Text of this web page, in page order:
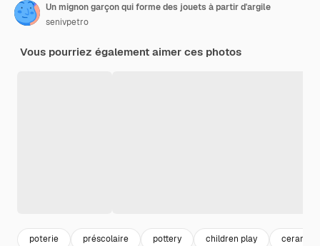
Un mignon garçon qui forme des jouets à partir d'argile
senivpetro
Vous pourriez également aimer ces photos
poterie préscolaire pottery children play